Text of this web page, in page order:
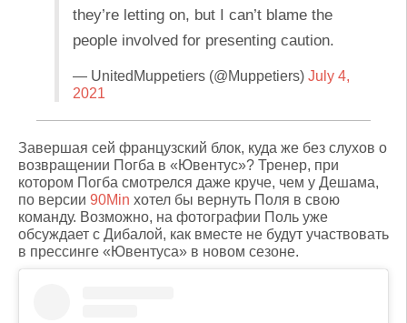
they’re letting on, but I can’t blame the
people involved for presenting caution.
— UnitedMuppetiers (@Muppetiers) July 4,
2021
Завершая сей французский блок, куда же без слухов о
возвращении Погба в «Ювентус»? Тренер, при
котором Погба смотрелся даже круче, чем у Дешама,
по версии 90Min хотел бы вернуть Поля в свою
команду. Возможно, на фотографии Поль уже
обсуждает с Дибалой, как вместе не будут участвовать
в прессинге «Ювентуса» в новом сезоне.